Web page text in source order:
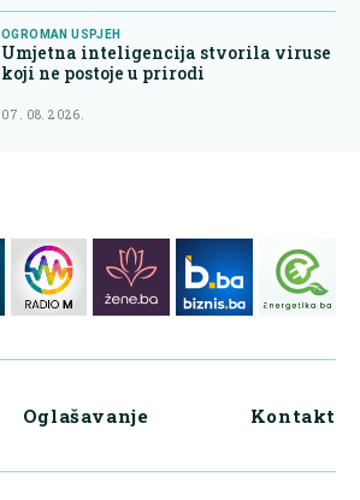
OGROMAN USPJEH
Umjetna inteligencija stvorila viruse
koji ne postoje u prirodi
07. 08. 2026.
Oglašavanje Kontakt